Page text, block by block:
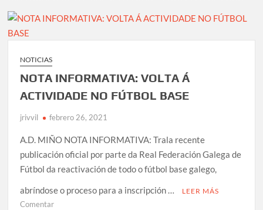
SUBVENCIÓN DA DEPUTACIÓN DA CORUÑA
CORRESPONDENTE AO ANO 2025
CAMPAÑA ABONOS TEMPADA 2025/26 (solicitude de alta
para novos socios)
RESUMO DEPORTIVO DA TEMPADA 2024/25
CAMPAÑA ABONOS TEMPADA 2024/25 (solicitude de alta
para novos socios)
RESUMO DA TEMPADA 2023/2024
NOTICIAS
NOTA INFORMATIVA: VOLTA Á
ACTIVIDADE NO FÚTBOL BASE
jrivvil febrero 26, 2021
A.D. MIÑO NOTA INFORMATIVA: Trala recente
publicación oficial por parte da Real Federación Galega de
Fútbol da reactivación de todo o fútbol base galego,
abríndose o proceso para a inscripción …
LEER MÁS
Comentaren